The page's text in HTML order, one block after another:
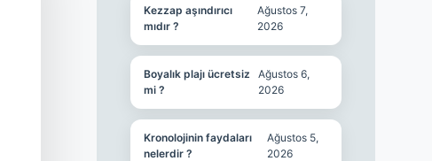
Kezzap aşındırıcı
mıdır ?
Ağustos 7,
2026
Boyalık plajı ücretsiz
mi ?
Ağustos 6,
2026
Kronolojinin faydaları
nelerdir ?
Ağustos 5,
2026